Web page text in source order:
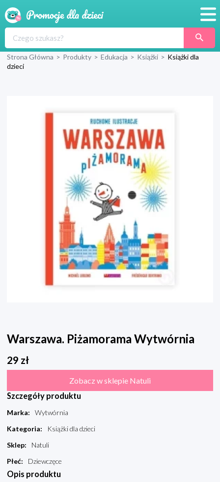
Produkty
Wyprawka
Strona Główna > Produkty > Edukacja > Książki > Książki dla
dzieci
Warszawa. Piżamorama Wytwórnia
29 zł
Zobacz w sklepie Natuli
Szczegóły produktu
Marka:
Wytwórnia
Kategoria:
Książki dla dzieci
Sklep:
Natuli
Płeć: Dziewczęce
Opis produktu